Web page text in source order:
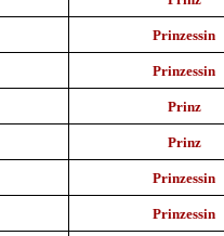
Prinzessin
Prinzessin
Prinz
Prinz
Prinzessin
Prinzessin